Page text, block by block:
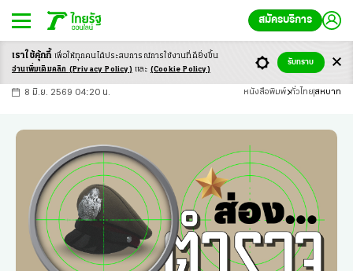
สมัครบริการ
-ก ก ก+
8 มิ.ย. 2569 04:20 น. หนังสือพิมพ์ ทั่วไทย สหบาท
เราใช้คุ้กกี้ เพื่อให้ทุกคนได้ประสบการณ์การใช้งานที่ดียิ่งขึ้น
อ่านเพิ่มเติมคลิก (Privacy Policy) และ (Cookie Policy)
รับทราบ